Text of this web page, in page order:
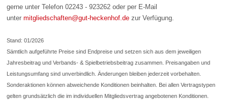
gerne unter Telefon 02243 - 923262 oder per E-Mail
untermitgliedschaften@gut-heckenhof.dezur Verfügung.
Stand: 01/2026
Sämtlich aufgeführte Preise sind Endpreise und setzen sich aus dem jeweiligen
Jahresbeitrag und Verbands- & Spielbetriebsbeitrag zusammen. Preisangaben und
Leistungsumfang sind unverbindlich. Änderungen bleiben jederzeit vorbehalten.
Sonderaktionen können abweichende Konditionen beinhalten. Bei allen Vertragstypen
gelten grundsätzlich die im individuellen Mitgliedsvertrag angebotenen Konditionen.